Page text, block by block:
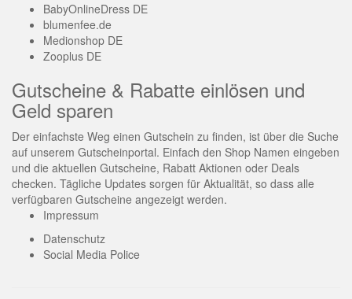
BabyOnlineDress DE
blumenfee.de
Medionshop DE
Zooplus DE
Gutscheine & Rabatte einlösen und
Geld sparen
Der einfachste Weg einen Gutschein zu finden, ist über die Suche
auf unserem Gutscheinportal. Einfach den Shop Namen eingeben
und die aktuellen Gutscheine, Rabatt Aktionen oder Deals
checken. Tägliche Updates sorgen für Aktualität, so dass alle
verfügbaren Gutscheine angezeigt werden.
Impressum
Datenschutz
Social Media Police